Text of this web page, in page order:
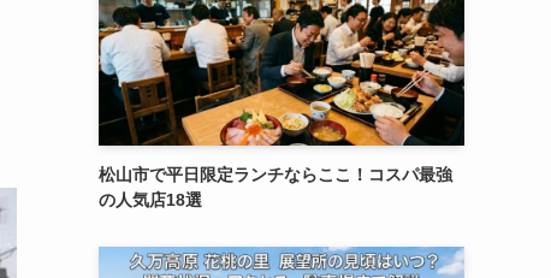
松山市で平日限定ランチならここ！コスパ最強
の人気店18選